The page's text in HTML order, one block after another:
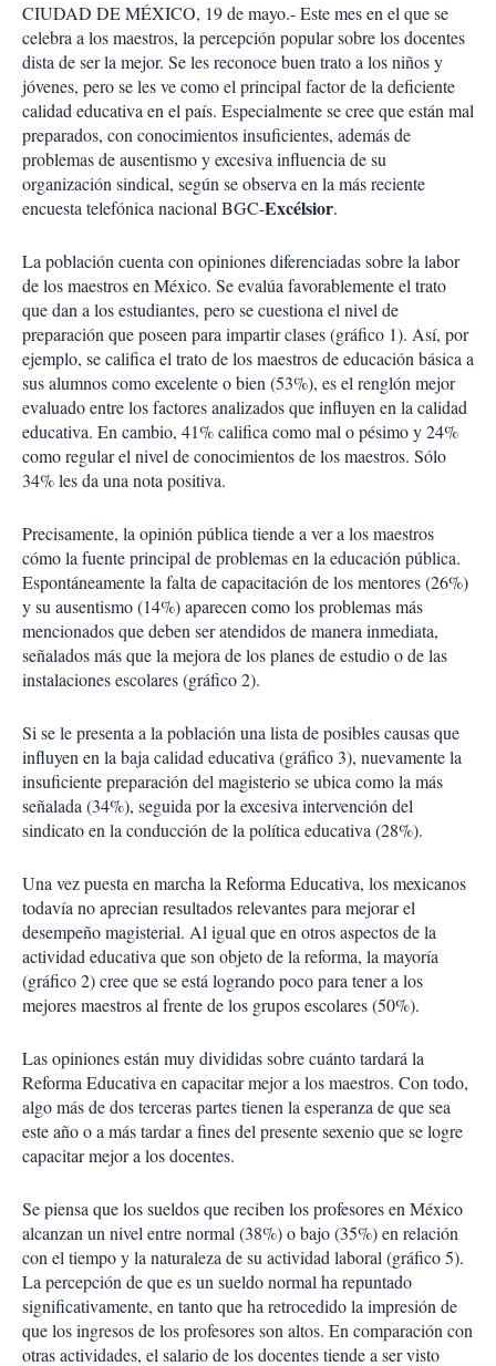
CIUDAD DE MÉXICO, 19 de mayo.- Este mes en el que se
celebra a los maestros, la percepción popular sobre los docentes
dista de ser la mejor. Se les reconoce buen trato a los niños y
jóvenes, pero se les ve como el principal factor de la deficiente
calidad educativa en el país. Especialmente se cree que están mal
preparados, con conocimientos insuficientes, además de
problemas de ausentismo y excesiva influencia de su
organización sindical, según se observa en la más reciente
encuesta telefónica nacional BGC-Excélsior.
La población cuenta con opiniones diferenciadas sobre la labor
de los maestros en México. Se evalúa favorablemente el trato
que dan a los estudiantes, pero se cuestiona el nivel de
preparación que poseen para impartir clases (gráfico 1). Así, por
ejemplo, se califica el trato de los maestros de educación básica a
sus alumnos como excelente o bien (53%), es el renglón mejor
evaluado entre los factores analizados que influyen en la calidad
educativa. En cambio, 41% califica como mal o pésimo y 24%
como regular el nivel de conocimientos de los maestros. Sólo
34% les da una nota positiva.
Precisamente, la opinión pública tiende a ver a los maestros
cómo la fuente principal de problemas en la educación pública.
Espontáneamente la falta de capacitación de los mentores (26%)
y su ausentismo (14%) aparecen como los problemas más
mencionados que deben ser atendidos de manera inmediata,
señalados más que la mejora de los planes de estudio o de las
instalaciones escolares (gráfico 2).
Si se le presenta a la población una lista de posibles causas que
influyen en la baja calidad educativa (gráfico 3), nuevamente la
insuficiente preparación del magisterio se ubica como la más
señalada (34%), seguida por la excesiva intervención del
sindicato en la conducción de la política educativa (28%).
Una vez puesta en marcha la Reforma Educativa, los mexicanos
todavía no aprecian resultados relevantes para mejorar el
desempeño magisterial. Al igual que en otros aspectos de la
actividad educativa que son objeto de la reforma, la mayoría
(gráfico 2) cree que se está logrando poco para tener a los
mejores maestros al frente de los grupos escolares (50%).
Las opiniones están muy divididas sobre cuánto tardará la
Reforma Educativa en capacitar mejor a los maestros. Con todo,
algo más de dos terceras partes tienen la esperanza de que sea
este año o a más tardar a fines del presente sexenio que se logre
capacitar mejor a los docentes.
Se piensa que los sueldos que reciben los profesores en México
alcanzan un nivel entre normal (38%) o bajo (35%) en relación
con el tiempo y la naturaleza de su actividad laboral (gráfico 5).
La percepción de que es un sueldo normal ha repuntado
significativamente, en tanto que ha retrocedido la impresión de
que los ingresos de los profesores son altos. En comparación con
otras actividades, el salario de los docentes tiende a ser visto